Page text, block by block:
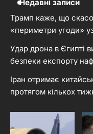
Недавні записи
Трамп каже, що
«периметри угоди»
Удар дрона в Єгипті
безпеки експорту
Іран отримає
протягом кількох